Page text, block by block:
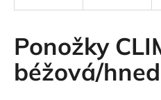
Ponožky
béžová/
d
o
r
ú
č